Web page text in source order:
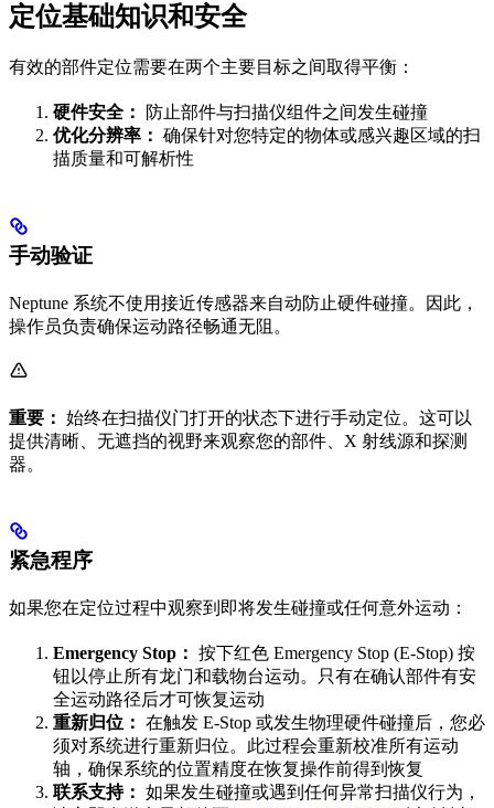
定位基础知识和安全
有效的部件定位需要在两个主要目标之间取得平衡：
硬件安全：
防止部件与扫描仪组件之间发生碰撞
优化分辨率： 确保针对您特定的物体或感兴趣区域的扫
描质量和可解析性
手动验证
Neptune 系统不使用接近传感器来自动防止硬件碰撞。因此，
操作员负责确保运动路径畅通无阻。
重要： 始终在扫描仪门打开的状态下进行手动定位。这可以
提供清晰、无遮挡的视野来观察您的部件、X 射线源和探测
器。
紧急程序
如果您在定位过程中观察到即将发生碰撞或任何意外运动：
Emergency Stop： 按下红色 Emergency Stop (E-Stop) 按
钮以停止所有龙门和载物台运动。只有在确认部件有安
全运动路径后才可恢复运动
重新归位： 在触发 E-Stop 或发生物理硬件碰撞后，您必
须对系统进行重新归位。此过程会重新校准所有运动
轴，确保系统的位置精度在恢复操作前得到恢复
联系支持： 如果发生碰撞或遇到任何异常扫描仪行为，